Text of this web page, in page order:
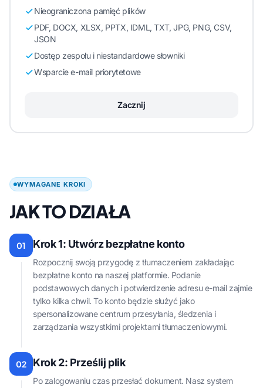
Nieograniczona pamięć plików
PDF, DOCX, XLSX, PPTX, IDML, TXT, JPG, PNG, CSV,
JSON
Dostęp zespołu i niestandardowe słowniki
Wsparcie e-mail priorytetowe
Zacznij
WYMAGANE KROKI
JAK TO DZIAŁA
01 Krok 1: Utwórz bezpłatne konto
Rozpocznij swoją przygodę z tłumaczeniem zakładając
bezpłatne konto na naszej platformie. Podanie
podstawowych danych i potwierdzenie adresu e-mail zajmie
tylko kilka chwil. To konto będzie służyć jako
spersonalizowane centrum przesyłania, śledzenia i
zarządzania wszystkimi projektami tłumaczeniowymi.
02 Krok 2: Prześlij plik
Po zalogowaniu czas przesłać dokument. Nasz system